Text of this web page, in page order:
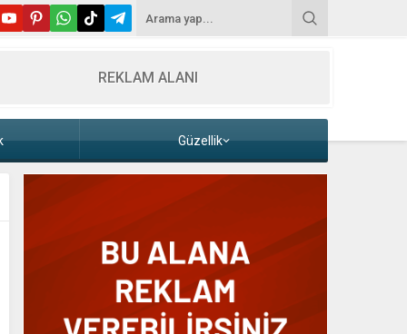
REKLAM ALANI
Güzellik